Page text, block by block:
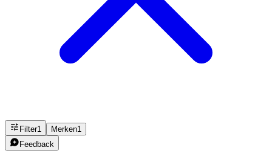
Filter1 Merken1
Feedback